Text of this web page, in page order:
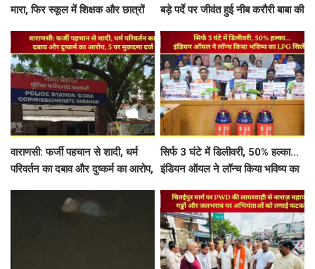
मारा, फिर स्कूल में शिक्षक और छात्रों
बड़े पर्दे पर जीवंत हुई नीब करौरी बाबा की
वाराणसी: फर्जी पहचान से शादी, धर्म
परिवर्तन का दबाव और दुष्कर्म का आरोप,
सिर्फ 3 घंटे में डिलीवरी, 50% हल्का...
इंडियन ऑयल ने लॉन्च किया भविष्य का